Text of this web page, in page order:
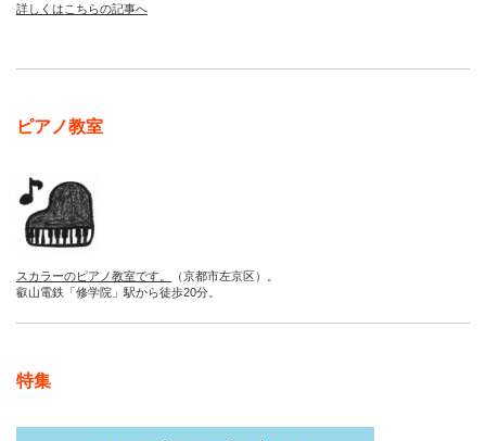
詳しくはこちらの記事へ
ピアノ教室
スカラーのピアノ教室です。
（京都市左京区）。
叡山電鉄「修学院」駅から徒歩20分。
特集